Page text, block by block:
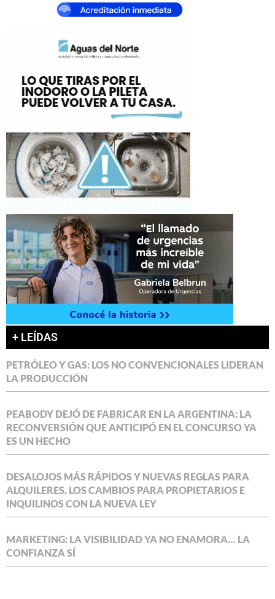
+ LEÍDAS
PETRÓLEO Y GAS: LOS NO CONVENCIONALES LIDERAN
LA PRODUCCIÓN
PEABODY DEJÓ DE FABRICAR EN LA ARGENTINA: LA
RECONVERSIÓN QUE ANTICIPÓ EN EL CONCURSO YA
ES UN HECHO
DESALOJOS MÁS RÁPIDOS Y NUEVAS REGLAS PARA
ALQUILERES, LOS CAMBIOS PARA PROPIETARIOS E
INQUILINOS CON LA NUEVA LEY
MARKETING: LA VISIBILIDAD YA NO ENAMORA… LA
CONFIANZA SÍ